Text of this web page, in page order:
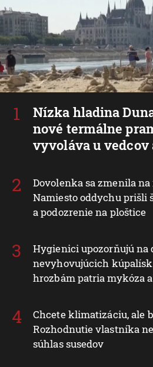
Nízka hladina
nové termálne
vyvoláva u vedcov
Dovolenka sa zmenila
Namiesto oddychu prišli
a podozrenie na ploštice
Hygienici upozorňujú na
nevyhovujúcich
hrozbám patria mykóza
Chcete klimatizáciu, ale
Rozhodnutie vlastníka
súhlas susedov